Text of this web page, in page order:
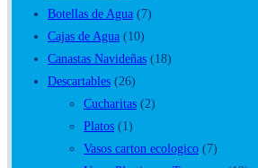
Botellas de Agua (7)
Cajas de Agua (10)
Canastas Navideñas (18)
Descartables (26)
Cucharitas (2)
Platos (1)
Vasos carton ecologico (7)